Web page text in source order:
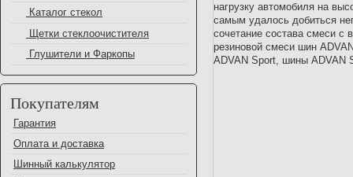
Каталог стекол
Щетки стеклоочистителя
Глушители и Фаркопы
Покупателям
Гарантия
Оплата и доставка
Шинный калькулятор
нагрузку автомобиля на
самым удалось добиться
сочетание состава смеси с
резиновой смеси шин
ADVAN Sport, шины ADVAN